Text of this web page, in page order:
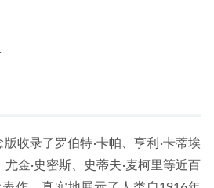
版收录了罗伯特·卡帕、亨利·卡蒂埃
尤金·史密斯、史蒂夫·麦柯里等近百